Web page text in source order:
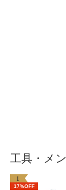
工具・メ
1
17%OFF